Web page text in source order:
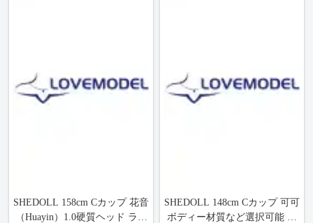
SHEDOLL 158cm Cカップ 花音
（Huayin）1.0硬質ヘッド ラブ
SHEDOLL 148cm Cカップ 可可
ボディー材質など選択可能 カ